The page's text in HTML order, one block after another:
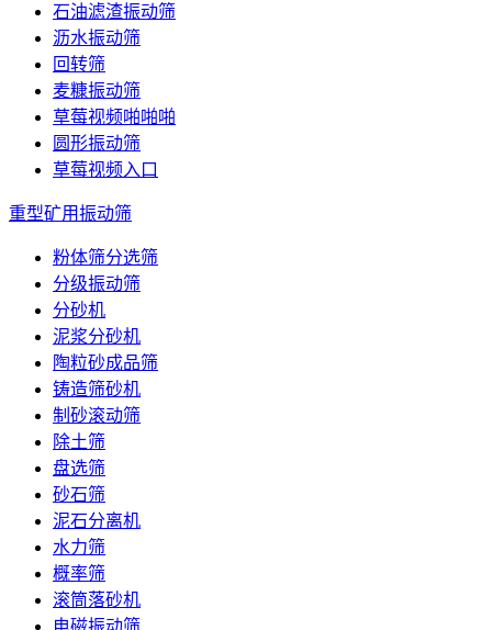
石油滤渣振动筛
沥水振动筛
回转筛
麦糠振动筛
草莓视频啪啪啪
圆形振动筛
草莓视频入口
重型矿用振动筛
粉体筛分选筛
分级振动筛
分砂机
泥浆分砂机
陶粒砂成品筛
铸造筛砂机
制砂滚动筛
除土筛
盘选筛
砂石筛
泥石分离机
水力筛
概率筛
滚筒落砂机
电磁振动筛